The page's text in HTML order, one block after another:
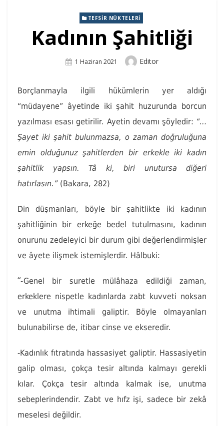
TEFSIR NÜKTELERI
Kadının Şahitliği
Posted
1 Haziran 2021 Author
Editor
Borçlanmayla ilgili hükümlerin yer aldığı
“müdayene” âyetinde iki şahit huzurunda borcun
yazılması esası getirilir. Ayetin devamı şöyledir: “…
Şayet iki şahit bulunmazsa, o zaman doğruluğuna
emin olduğunuz şahitlerden bir erkekle iki kadın
şahitlik yapsın. Tâ ki, biri unutursa diğeri
hatırlasın.” (Bakara, 282)
Din düşmanları, böyle bir şahitlikte iki kadının
şahitliğinin bir erkeğe bedel tutulmasını, kadının
onurunu zedeleyici bir durum gibi değerlendirmişler
ve âyete ilişmek istemişlerdir. Hâlbuki:
“-Genel bir suretle mülâhaza edildiği zaman,
erkeklere nispetle kadınlarda zabt kuvveti noksan
ve unutma ihtimali galiptir. Böyle olmayanları
bulunabilirse de, itibar cinse ve ekseredir.
-Kadınlık fıtratında hassasiyet galiptir. Hassasiyetin
galip olması, çokça tesir altında kalmayı gerekli
kılar. Çokça tesir altında kalmak ise, unutma
sebeplerindendir. Zabt ve hıfz işi, sadece bir zekâ
meselesi değildir.